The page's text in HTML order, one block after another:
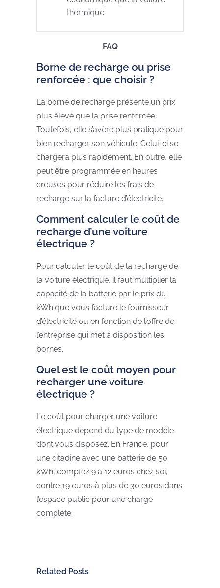
thermique
FAQ
Borne de recharge ou prise
renforcée : que choisir ?
La borne de recharge présente un prix
plus élevé que la prise renforcée.
Toutefois, elle s’avère plus pratique pour
bien recharger son véhicule. Celui-ci se
chargera plus rapidement. En outre, elle
peut être programmée en heures
creuses pour réduire les frais de
recharge sur la facture d’électricité.
Comment calculer le coût de
recharge d’une voiture
électrique ?
Pour calculer le coût de la recharge de
la voiture électrique, il faut multiplier la
capacité de la batterie par le prix du
kWh que vous facture le fournisseur
d’électricité ou en fonction de l’offre de
l’entreprise qui met à disposition les
bornes.
Quel est le coût moyen pour
recharger une voiture
électrique ?
Le coût pour charger une voiture
électrique dépend du type de modèle
dont vous disposez. En France, pour
une citadine avec une batterie de 50
kWh, comptez 9 à 12 euros chez soi,
contre 19 euros à plus de 30 euros dans
l’espace public pour une charge
complète.
Related Posts